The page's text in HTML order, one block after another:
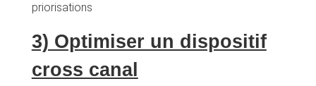
priorisations
3) Optimiser un dispositif
cross canal